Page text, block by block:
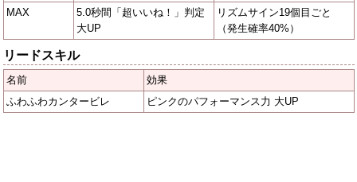
MAX
5.0秒間「超いいね！」判定
大UP
リズムサイン19個目ごと
（発生確率40%）
リードスキル
名前
効果
ふわふわカンタービレ
ピンクのパフォーマンス力 大UP